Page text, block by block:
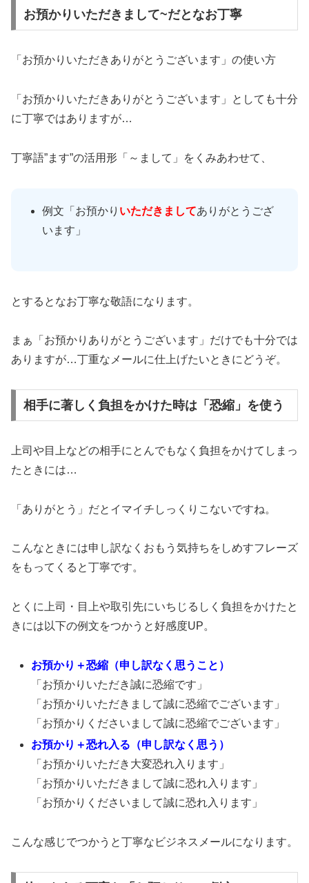
お預かりいただきまして~だとなお丁寧
「お預かりいただきありがとうございます」の使い方
「お預かりいただきありがとうございます」としても十分
に丁寧ではありますが…
丁寧語”ます”の活用形「～まして」をくみあわせて、
例文「お預かり いただきましてありがとうござ
います」
とするとなお丁寧な敬語になります。
まぁ「お預かりありがとうございます」だけでも十分では
ありますが…丁重なメールに仕上げたいときにどうぞ。
相手に著しく負担をかけた時は「恐縮」を使う
上司や目上などの相手にとんでもなく負担をかけてしまっ
たときには…
「ありがとう」だとイマイチしっくりこないですね。
こんなときには申し訳なくおもう気持ちをしめすフレーズ
をもってくると丁寧です。
とくに上司・目上や取引先にいちじるしく負担をかけたと
きには以下の例文をつかうと好感度UP。
お預かり＋恐縮（申し訳なく思うこと）
「お預かりいただき誠に恐縮です」
「お預かりいただきまして誠に恐縮でございます」
「お預かりくださいまして誠に恐縮でございます」
お預かり＋恐れ入る（申し訳なく思う）
「お預かりいただき大変恐れ入ります」
「お預かりいただきまして誠に恐れ入ります」
「お預かりくださいまして誠に恐れ入ります」
こんな感じでつかうと丁寧なビジネスメールになります。